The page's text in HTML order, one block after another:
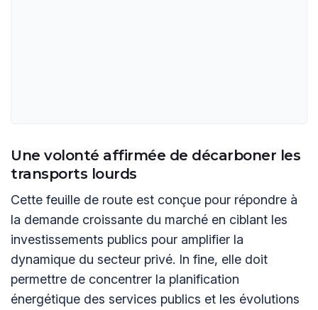
Une volonté affirmée de décarboner les
transports lourds
Cette feuille de route est conçue pour répondre à
la demande croissante du marché en ciblant les
investissements publics pour amplifier la
dynamique du secteur privé. In fine, elle doit
permettre de concentrer la planification
énergétique des services publics et les évolutions